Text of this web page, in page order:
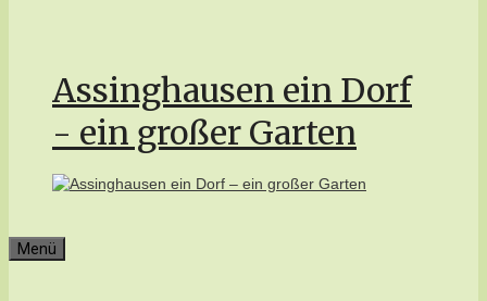
Assinghausen ein Dorf
- ein großer Garten
Menü